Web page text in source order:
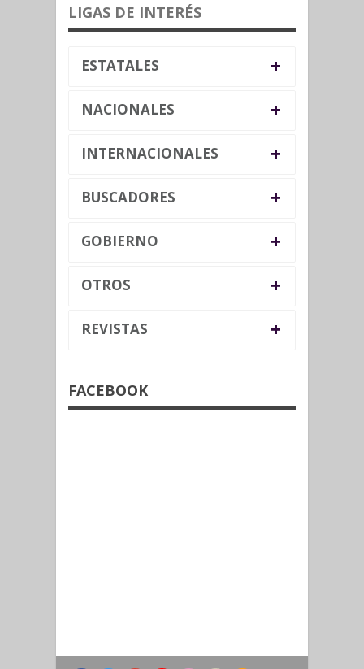
LIGAS DE INTERÉS
ESTATALES +
NACIONALES +
INTERNACIONALES +
BUSCADORES +
GOBIERNO +
OTROS +
REVISTAS +
FACEBOOK